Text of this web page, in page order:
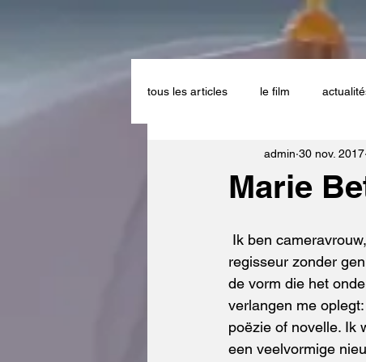
tous les articles le film
Marie
admin 30 nov. 2017
regisseur zonder
de vorm die het
verlangen me
poëzie of novelle. Ik
een veelvormige